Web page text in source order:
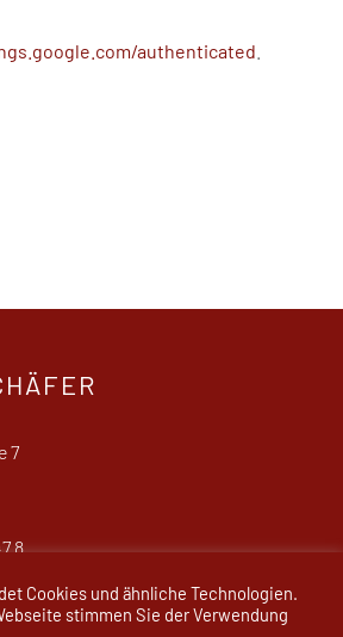
authenticated
7
8
Cookies und ähnliche Technologien.
stimmen Sie der Verwendung